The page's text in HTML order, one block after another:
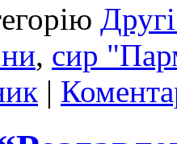
, сир
|